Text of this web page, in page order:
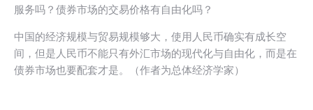
服务吗？债券市场的交易价格有自由化吗？
中国的经济规模与贸易规模够大，使用人民币确实有成长空
间，但是人民币不能只有外汇市场的现代化与自由化，而是在
债券市场也要配套才是。（作者为总体经济学家）